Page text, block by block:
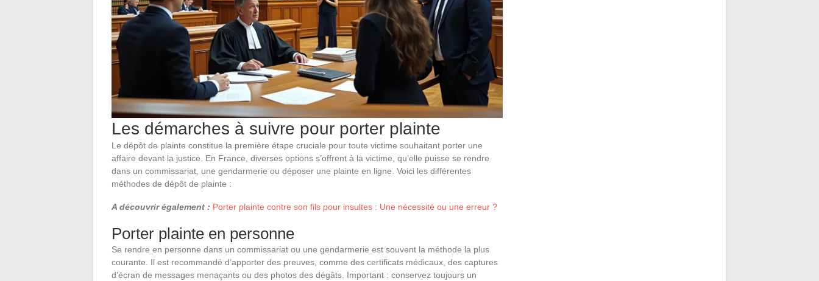
Les démarches à suivre pour porter plainte
Le dépôt de plainte constitue la première étape cruciale pour toute victime souhaitant porter une
affaire devant la justice. En France, diverses options s’offrent à la victime, qu’elle puisse se rendre
dans un commissariat, une gendarmerie ou déposer une plainte en ligne. Voici les différentes
méthodes de dépôt de plainte :
A découvrir également : Porter plainte contre son fils pour insultes : Une nécessité ou une erreur ?
Porter plainte en personne
Se rendre en personne dans un commissariat ou une gendarmerie est souvent la méthode la plus
courante. Il est recommandé d’apporter des preuves, comme des certificats médicaux, des captures
d’écran de messages menaçants ou des photos des dégâts. Important : conservez toujours un